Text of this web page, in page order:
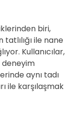
biri,
ile nane
Kullanıcılar,
deneyim
aynı tadı
ile karşılaşmak